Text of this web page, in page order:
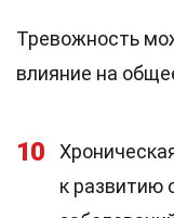
Тревожность
влияние на
10
к развитию